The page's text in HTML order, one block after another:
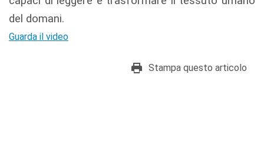
del domani.
Guarda il video
Stampa questo articolo